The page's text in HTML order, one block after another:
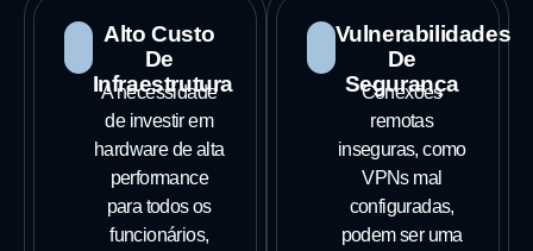
Alto Custo
De
Infraestrutura
A necessidade
de investir em
hardware de alta
performance
para todos os
funcionários,
Vulnerabilidades
De
Segurança
Conexões
remotas
inseguras, como
VPNs mal
configuradas,
podem ser uma